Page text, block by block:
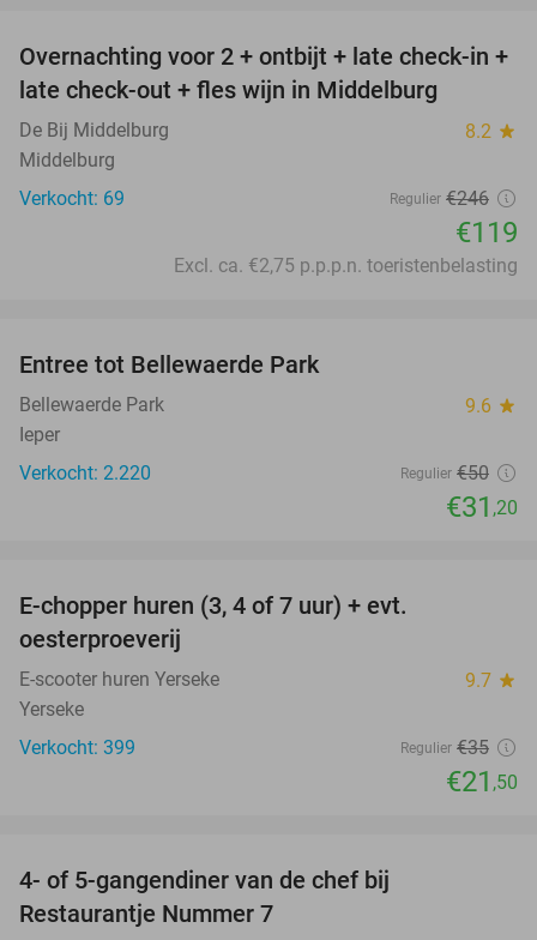
52%
Overnachting voor 2 + ontbijt + late check-in +
late check-out + fles wijn in Middelburg
De Bij Middelburg 8.2 star
Middelburg
Verkocht: 69
Regulier €246
€119
Excl. ca. €2,75 p.p.p.n. toeristenbelasting
Entree tot Bellewaerde Park
Bellewaerde Park 9.6 star
Ieper
Verkocht: 2.220
Regulier €50
€31 ,20
E-chopper huren (3, 4 of 7 uur) + evt.
oesterproeverij
E-scooter huren Yerseke 9.7 star
Yerseke
Verkocht: 399
Regulier €35
€21 ,50
4- of 5-gangendiner van de chef bij
Restaurantje Nummer 7